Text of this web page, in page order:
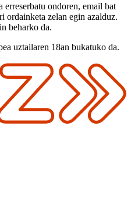
ondoren, email bat
ordainketa zelan egin azalduz.
beharko da.
uztailaren 18an bukatuko da.